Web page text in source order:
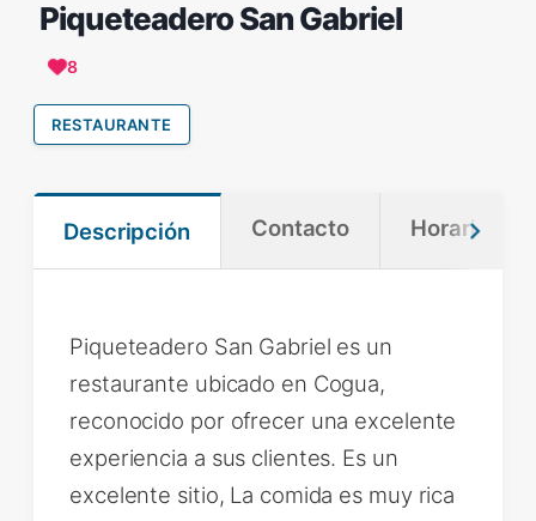
Piqueteadero San Gabriel
8
RESTAURANTE
Descripción Contacto Horario
Piqueteadero San Gabriel es un
restaurante ubicado en Cogua,
reconocido por ofrecer una excelente
experiencia a sus clientes. Es un
excelente sitio, La comida es muy rica